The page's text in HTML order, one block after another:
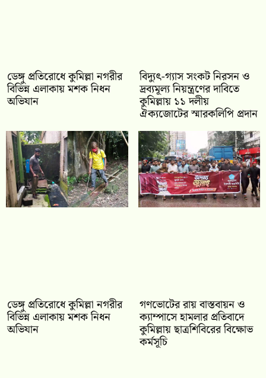
ডেঙ্গু প্রতিরোধে কুমিল্লা নগরীর
বিভিন্ন এলাকায় মশক নিধন
অভিযান
‎বিদ্যুৎ-গ্যাস সংকট নিরসন ও
দ্রব্যমূল্য নিয়ন্ত্রণের দাবিতে
কুমিল্লায় ১১ দলীয়
ঐক‍্যজোটের স্মারকলিপি প্রদান
ডেঙ্গু প্রতিরোধে কুমিল্লা নগরীর
বিভিন্ন এলাকায় মশক নিধন
অভিযান
গণভোটের রায় বাস্তবায়ন ও
ক্যাম্পাসে হামলার প্রতিবাদে
কুমিল্লায় ছাত্রশিবিরের বিক্ষোভ
কর্মসূচি